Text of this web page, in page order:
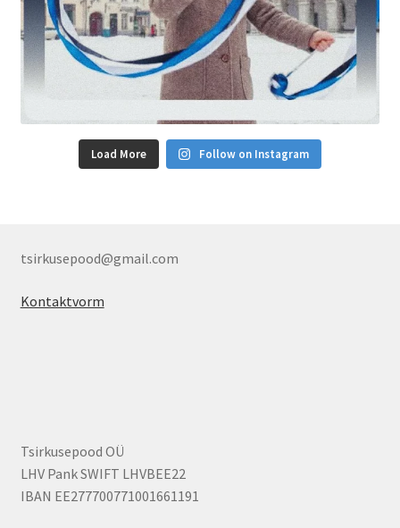
Load More Follow on Instagram
tsirkusepood@gmail.com
Kontaktvorm
Tsirkusepood OÜ
LHV Pank SWIFT LHVBEE22
IBAN EE277700771001661191